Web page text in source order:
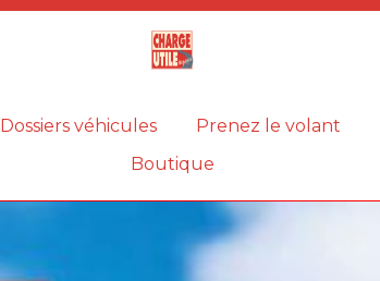
Dossiers véhicules Prenez le volant
Boutique